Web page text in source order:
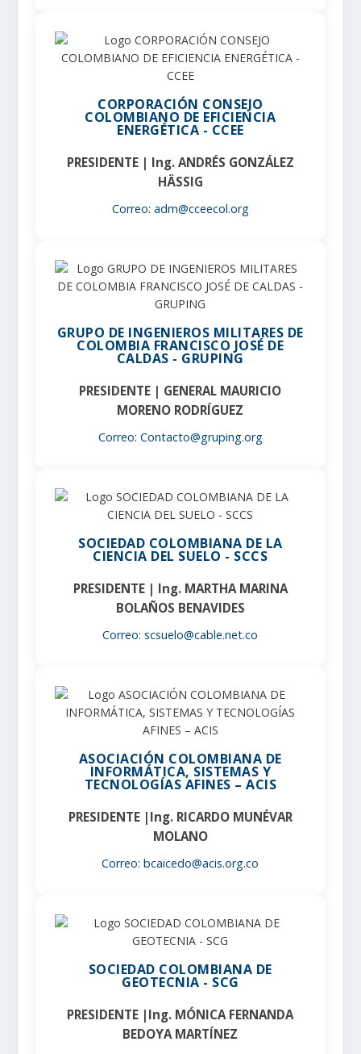
CORPORACIÓN CONSEJO
COLOMBIANO DE EFICIENCIA
ENERGÉTICA - CCEE
PRESIDENTE | Ing. ANDRÉS GONZÁLEZ
HÄSSIG
Correo: adm@cceecol.org
GRUPO DE INGENIEROS MILITARES DE
COLOMBIA FRANCISCO JOSÉ DE
CALDAS - GRUPING
PRESIDENTE | GENERAL MAURICIO
MORENO RODRÍGUEZ
Correo: Contacto@gruping.org
SOCIEDAD COLOMBIANA DE LA
CIENCIA DEL SUELO - SCCS
PRESIDENTE | Ing. MARTHA MARINA
BOLAÑOS BENAVIDES
Correo: scsuelo@cable.net.co
ASOCIACIÓN COLOMBIANA DE
INFORMÁTICA, SISTEMAS Y
TECNOLOGÍAS AFINES – ACIS
PRESIDENTE |Ing. RICARDO MUNÉVAR
MOLANO
Correo: bcaicedo@acis.org.co
SOCIEDAD COLOMBIANA DE
GEOTECNIA - SCG
PRESIDENTE |Ing. MÓNICA FERNANDA
BEDOYA MARTÍNEZ